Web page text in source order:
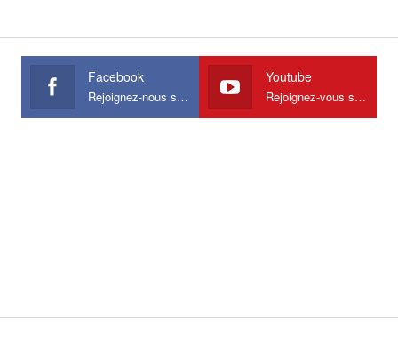
Facebook
Rejoignez-nous sur Facebook
Youtube
Rejoignez-vous sur Youtube